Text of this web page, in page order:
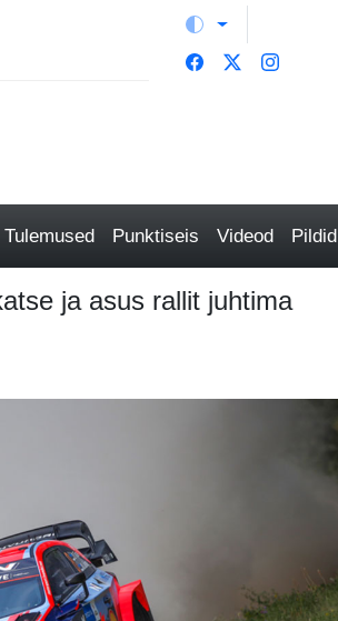
Tulemused Punktiseis Videod Pildid
ja asus rallit juhtima